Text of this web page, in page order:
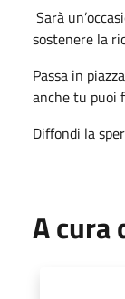
Sarà
sostenere la
Passa in
anche tu puoi
Diffondi la
A cura